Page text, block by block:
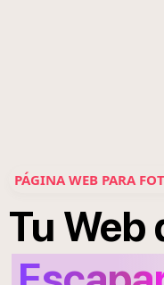
PÁGINA WEB PARA
Tu Web